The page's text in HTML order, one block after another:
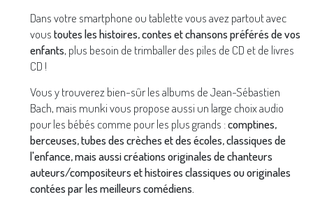
Dans votre smartphone ou tablette vous avez partout avec
voustoutes les histoires, contes et chansons préférés de vos
enfants, plus besoin de trimballer des piles de CD et de livres
CD !
Vous y trouverez bien-sûr les albums de Jean-Sébastien
Bach, mais munki vous propose aussi un large choix audio
pour les bébés comme pour les plus grands :comptines,
berceuses, tubes des crèches et des écoles, classiques de
l'enfance, mais aussi créations originales de chanteurs
auteurs/compositeurs et histoires classiques ou originales
contées par les meilleurs comédiens.